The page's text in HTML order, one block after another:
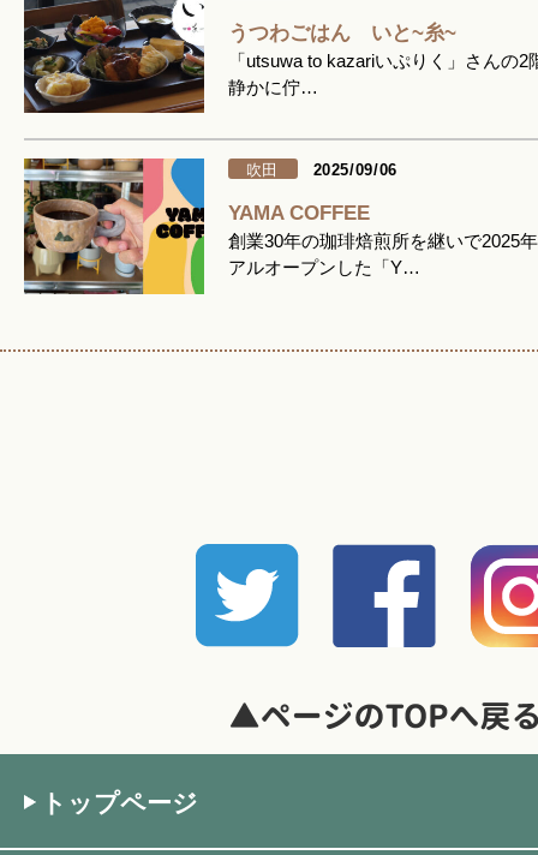
うつわごはん いと~糸~
「utsuwa to kazariいぷりく」さんの2
静かに佇…
吹田 2025/09/06
YAMA COFFEE
創業30年の珈琲焙煎所を継いで2025
アルオープンした「Y…
トップページ